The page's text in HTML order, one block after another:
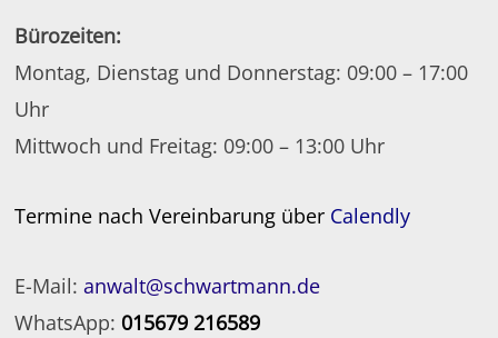
Bürozeiten:
Montag, Dienstag und Donnerstag: 09:00 – 17:00
Uhr
Mittwoch und Freitag: 09:00 – 13:00 Uhr
Termine nach Vereinbarung über Calendly
E-Mail:anwalt@schwartmann.de
WhatsApp: 015679 216589